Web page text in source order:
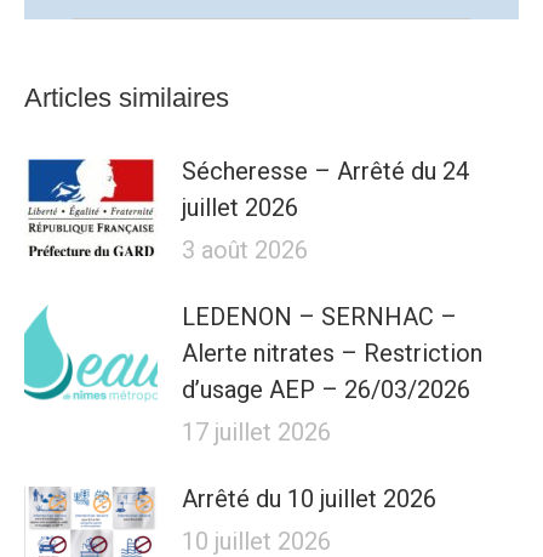
Articles similaires
Sécheresse – Arrêté du 24
juillet 2026
3 août 2026
LEDENON – SERNHAC –
Alerte nitrates – Restriction
d’usage AEP – 26/03/2026
17 juillet 2026
Arrêté du 10 juillet 2026
10 juillet 2026